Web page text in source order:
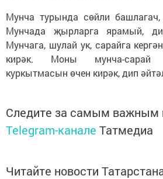
Мунча турында сөйли
Мунчада җырларга ярамый,
Мунчага, шулай ук, сарайга
кирәк. Моны мунча-сарай
куркытмасын өчен кирәк, дип
Следите за самым важным
Telegram-канале Татмедиа
Читайте новости